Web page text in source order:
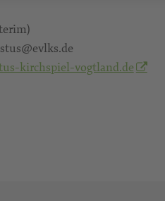
kirchspiel-vogtland.de